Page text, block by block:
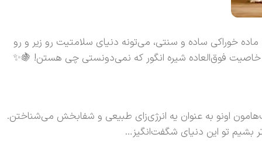
هیچکس بهت نگفته باشه. 5 خاصیت فوق‌العاده شیره انگور یه ماده خوراکی ساده و سنتی، می‌تونه دنیای سلامتیت رو زیر و رو
اونو به عنوان یه انرژی‌زای طبیعی و شفابخش می‌شناختن.
بشیم تو این دنیای شگفت‌انگیز…